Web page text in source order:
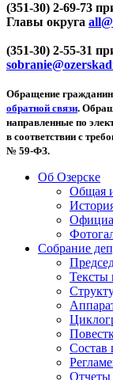
(351-30) 2-69-73
Главы округа
(351-30) 2-55-31
Обращение
обратной связи.
направленные по
в соответствии с
№ 59-ФЗ.
Об Озерске
Общая
Собрание
Тексты
Состав
Отчеты